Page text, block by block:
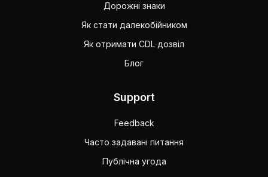
Дорожні знаки
Як стати далекобійником
Як отримати CDL дозвіл
Блог
Support
Feedback
Часто задавані питання
Публічна угода